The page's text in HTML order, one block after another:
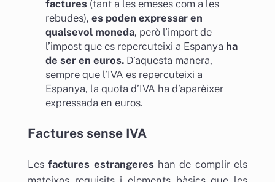
factures (tant a les emeses com a les
rebudes),es poden expressar en
qualsevol moneda, però l’import de
l’impost que es repercuteixi a Espanya ha
de ser en euros. D’aquesta manera,
sempre que l’IVA es repercuteixi a
Espanya, la quota d’IVA ha d’aparèixer
expressada en euros.
Factures sense IVA
Lesfactures estrangeres han de complir els